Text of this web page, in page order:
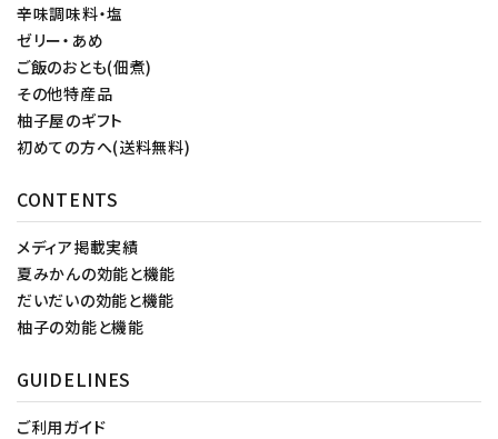
辛味調味料・塩
ゼリー・あめ
ご飯のおとも(佃煮)
その他特産品
柚子屋のギフト
初めての方へ(送料無料)
CONTENTS
メディア掲載実績
夏みかんの効能と機能
だいだいの効能と機能
柚子の効能と機能
GUIDELINES
ご利用ガイド